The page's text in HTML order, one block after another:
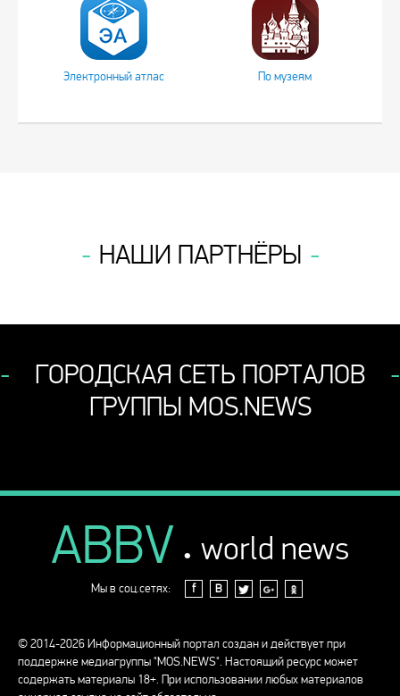
Электронный атлас По музеям
НАШИ ПАРТНЁРЫ
ГОРОДСКАЯ СЕТЬ ПОРТАЛОВ
ГРУППЫ MOS.NEWS
ABBV . world news
Мы в соц.сетях: f В
© 2014-2026 Информационный портал создан и действует при
поддержке медиагруппы "MOS.NEWS". Настоящий ресурс может
содержать материалы 18+. При использовании любых материалов